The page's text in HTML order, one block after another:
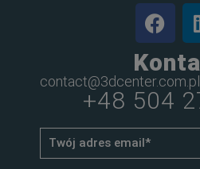
contact@3dcenter.com.pl
+48 504